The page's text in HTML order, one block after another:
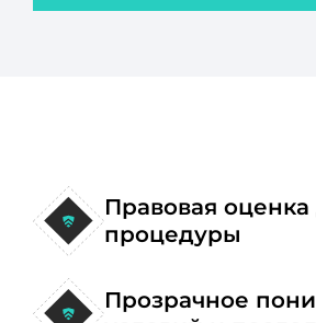
Правовая оценка
процедуры
Прозрачное